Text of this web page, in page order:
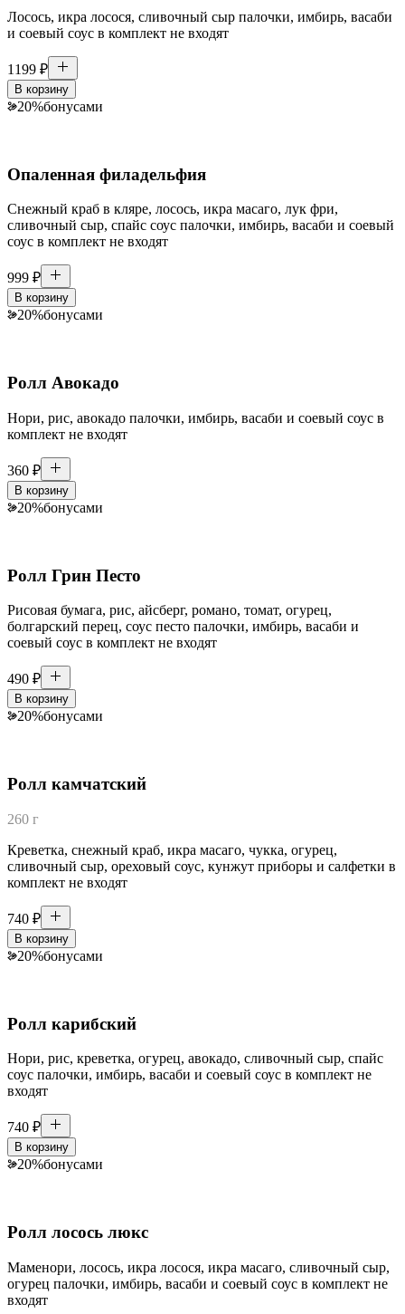
Лосось, икра лосося, сливочный сыр палочки, имбирь, васаби
и соевый соус в комплект не входят
1199 ₽
В корзину
20%бонусами
Опаленная филадельфия
Снежный краб в кляре, лосось, икра масаго, лук фри,
сливочный сыр, спайс соус палочки, имбирь, васаби и соевый
соус в комплект не входят
999 ₽
В корзину
20%бонусами
Ролл Авокадо
Нори, рис, авокадо палочки, имбирь, васаби и соевый соус в
комплект не входят
360 ₽
В корзину
20%бонусами
Ролл Грин Песто
Рисовая бумага, рис, айсберг, романо, томат, огурец,
болгарский перец, соус песто палочки, имбирь, васаби и
соевый соус в комплект не входят
490 ₽
В корзину
20%бонусами
Ролл камчатский
260 г
Креветка, снежный краб, икра масаго, чукка, огурец,
сливочный сыр, ореховый соус, кунжут приборы и салфетки в
комплект не входят
740 ₽
В корзину
20%бонусами
Ролл карибский
Нори, рис, креветка, огурец, авокадо, сливочный сыр, спайс
соус палочки, имбирь, васаби и соевый соус в комплект не
входят
740 ₽
В корзину
20%бонусами
Ролл лосось люкс
Маменори, лосось, икра лосося, икра масаго, сливочный сыр,
огурец палочки, имбирь, васаби и соевый соус в комплект не
входят